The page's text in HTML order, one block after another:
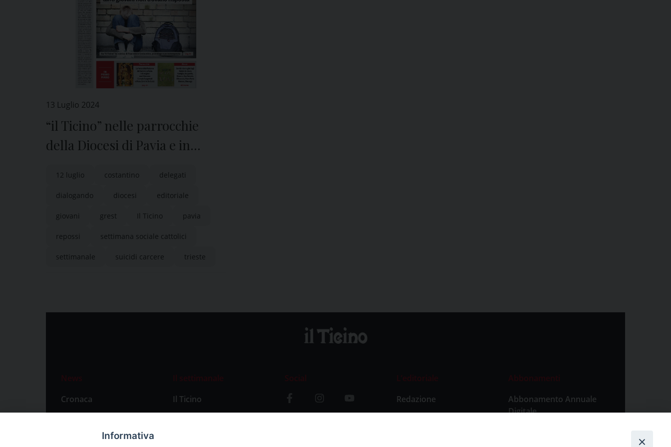
13 Luglio 2024
“il Ticino” nelle parrocchie
della Diocesi di Pavia e in
12 luglio costantino delegati
dialogando diocesi editoriale
giovani grest Il Ticino pavia
repossi settimana sociale cattolici
settimanale suicidi carcere trieste
News
Cronaca
Attualità
Primo Piano
Il settimanale
Il Ticino
Abbonamenti
Social
L’editoriale
Redazione
Storia
Abbonamenti
Abbonamento Annuale
Digitale
Informativa